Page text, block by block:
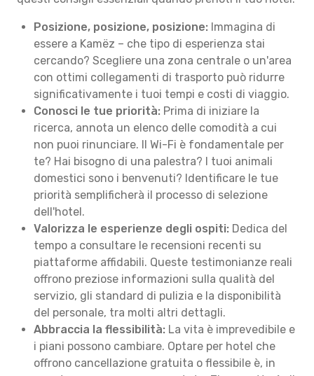
Posizione, posizione, posizione: Immagina di
essere a Kamëz – che tipo di esperienza stai
cercando? Scegliere una zona centrale o un'area
con ottimi collegamenti di trasporto può ridurre
significativamente i tuoi tempi e costi di viaggio.
Conosci le tue priorità: Prima di iniziare la
ricerca, annota un elenco delle comodità a cui
non puoi rinunciare. Il Wi-Fi è fondamentale per
te? Hai bisogno di una palestra? I tuoi animali
domestici sono i benvenuti? Identificare le tue
priorità semplificherà il processo di selezione
dell'hotel.
Valorizza le esperienze degli ospiti: Dedica del
tempo a consultare le recensioni recenti su
piattaforme affidabili. Queste testimonianze reali
offrono preziose informazioni sulla qualità del
servizio, gli standard di pulizia e la disponibilità
del personale, tra molti altri dettagli.
Abbraccia la flessibilità: La vita è imprevedibile e
i piani possono cambiare. Optare per hotel che
offrono cancellazione gratuita o flessibile è, in